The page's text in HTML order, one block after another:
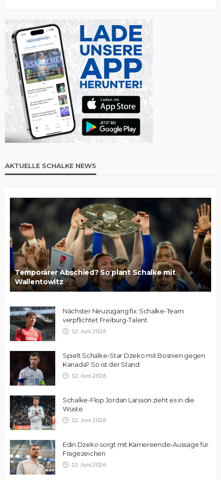
AKTUELLE SCHALKE NEWS
Temporärer Abschied? So plant Schalke mit
Wallentowitz
Nächster Neuzugang fix: Schalke-Team
verpflichtet Freiburg-Talent
12. Juni 2026
Spielt Schalke-Star Dzeko mit Bosnien gegen
Kanada? So ist der Stand
12. Juni 2026
Schalke-Flop Jordan Larsson zieht es in die
Wüste
12. Juni 2026
Edin Dzeko sorgt mit Karriereende-Aussage für
Fragezeichen
12. Juni 2026